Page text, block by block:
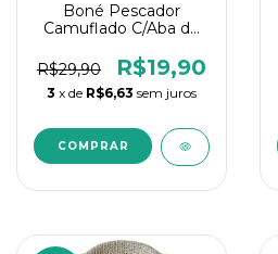
Boné Pescador
Camuflado C/Aba do
R$29,90
R$19,90
3 x de R$6,63 sem juros